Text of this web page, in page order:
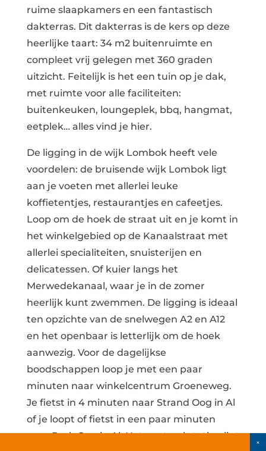
ruime slaapkamers en een fantastisch
dakterras. Dit dakterras is de kers op deze
heerlijke taart: 34 m2 buitenruimte en
compleet vrij gelegen met 360 graden
uitzicht. Feitelijk is het een tuin op je dak,
met ruimte voor alle faciliteiten:
buitenkeuken, loungeplek, bbq, hangmat,
eetplek… alles vind je hier.
De ligging in de wijk Lombok heeft vele
voordelen: de bruisende wijk Lombok ligt
aan je voeten met allerlei leuke
koffietentjes, restaurantjes en cafeetjes.
Loop om de hoek de straat uit en je komt in
het winkelgebied op de Kanaalstraat met
allerlei specialiteiten, snuisterijen en
delicatessen. Of kuier langs het
Merwedekanaal, waar je in de zomer
heerlijk kunt zwemmen. De ligging is ideaal
ten opzichte van de snelwegen A2 en A12
en het openbaar is letterlijk om de hoek
aanwezig. Voor de dagelijkse
boodschappen loop je met een paar
minuten naar winkelcentrum Groeneweg.
Je fietst in 4 minuten naar Strand Oog in Al
of je loopt of fietst in een paar minuten
naar Park Oog in Al. Het centraal station ligt